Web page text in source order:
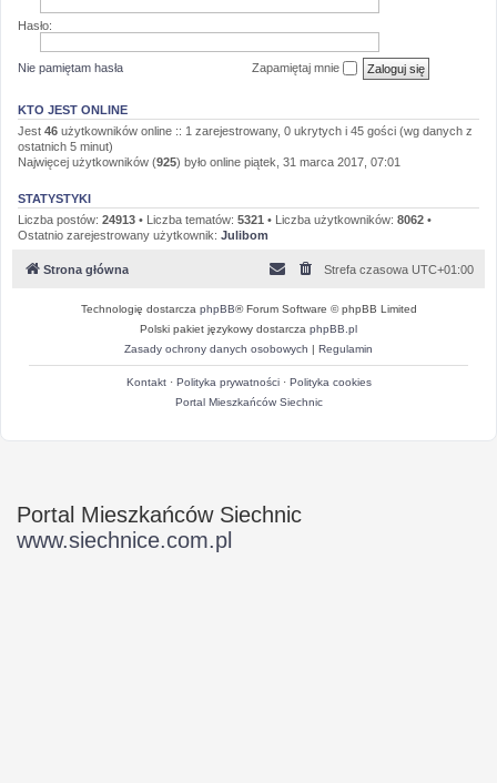
Hasło:
Nie pamiętam hasła Zapamiętaj mnie
KTO JEST ONLINE
Jest 46 użytkowników online :: 1 zarejestrowany, 0 ukrytych i 45 gości (wg danych z
ostatnich 5 minut)
Najwięcej użytkowników (925) było online piątek, 31 marca 2017, 07:01
STATYSTYKI
Liczba postów: 24913 • Liczba tematów: 5321 • Liczba użytkowników: 8062 •
Ostatnio zarejestrowany użytkownik: Julibom
Strona główna Strefa czasowa UTC+01:00
Technologię dostarcza phpBB® Forum Software © phpBB Limited
Polski pakiet językowy dostarcza phpBB.pl
Zasady ochrony danych osobowych | Regulamin
Kontakt· Polityka prywatności· Polityka cookies
Portal Mieszkańców Siechnic
Portal Mieszkańców Siechnic
www.siechnice.com.pl